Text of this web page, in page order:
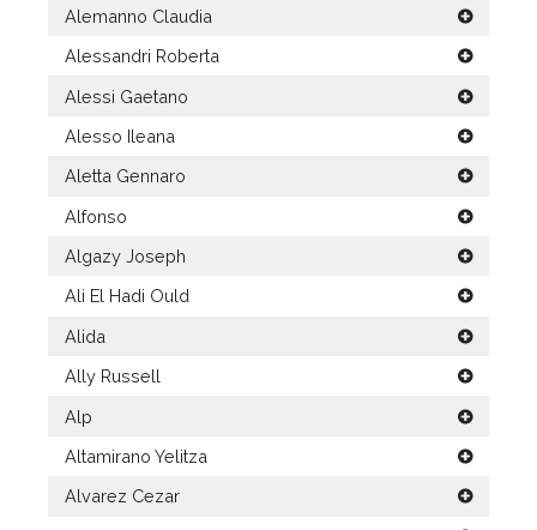
Alemanno Claudia
Alessandri Roberta
Alessi Gaetano
Alesso Ileana
Aletta Gennaro
Alfonso
Algazy Joseph
Ali El Hadi Ould
Alida
Ally Russell
Alp
Altamirano Yelitza
Alvarez Cezar